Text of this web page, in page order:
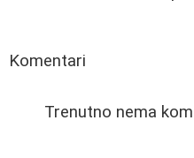
Komentari
Trenutno nema